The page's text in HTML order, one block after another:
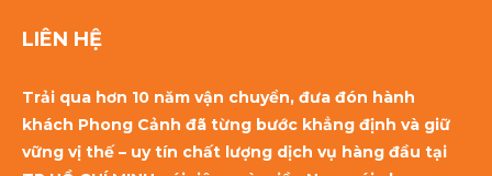
LIÊN HỆ
Trải qua hơn 10 năm vận chuyển, đưa đón hành
khách Phong Cảnh đã từng bước khẳng định và giữ
vững vị thế – uy tín chất lượng dịch vụ hàng đầu tại